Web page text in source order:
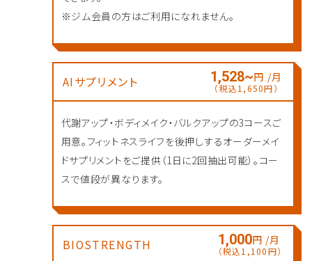
※ジム会員の方はご利用になれません。
AIサプリメント 1,528~円 /月
（税込1,650円）
代謝アップ・ボディメイク・バルクアップの3コースご
用意。フィットネスライフを後押しするオーダーメイ
ドサプリメントをご提供（1日に2回抽出可能）。コー
スで値段が異なります。
BIOSTRENGTH 1,000円 /月
（税込1,100円）